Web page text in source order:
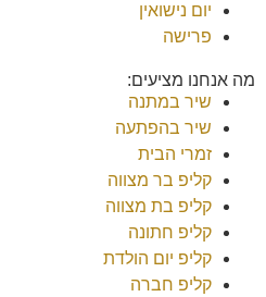
יום נישואין
פרישה
מה אנחנו מציעים:
שיר במתנה
שיר בהפתעה
זמרי הבית
קליפ בר מצווה
קליפ בת מצווה
קליפ חתונה
קליפ יום הולדת
קליפ חברה